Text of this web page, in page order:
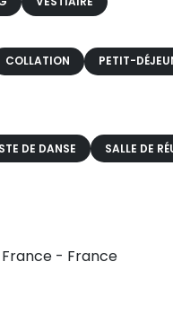
COLLATION PETIT-
DE DANSE SALLE DE
- France